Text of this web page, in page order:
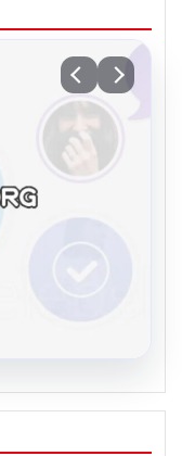
Dijital
Chat